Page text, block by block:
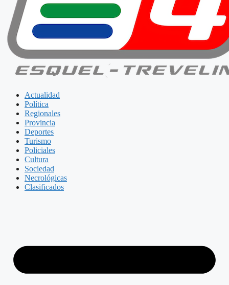
Actualidad
Política
Regionales
Provincia
Deportes
Turismo
Policiales
Cultura
Sociedad
Necrológicas
Clasificados